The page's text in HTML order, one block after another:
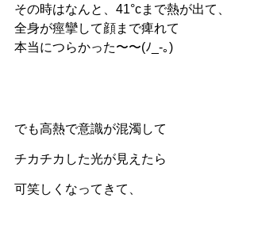
その時はなんと、41°cまで熱が出て、
全身が痙攣して顔まで痺れて
本当につらかった〜〜(ﾉ_-｡)
でも高熱で意識が混濁して
チカチカした光が見えたら
可笑しくなってきて、